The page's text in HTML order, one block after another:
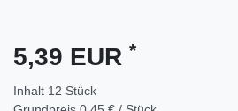
5,39 EUR *
Inhalt 12 Stück